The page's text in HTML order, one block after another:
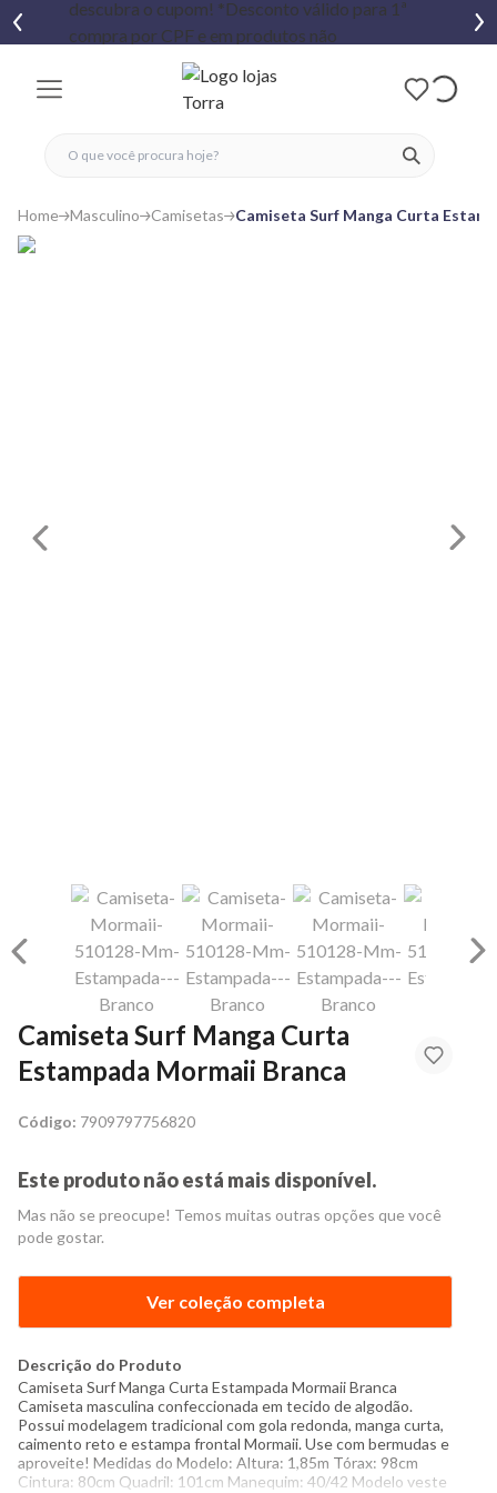
ver
fechar menu
fechar menu
favoritos
Home Masculino Camisetas Camiseta Surf Manga Curta
Camiseta Surf Manga Curta
Estampada Mormaii Branca
Código: 7909797756820
Este produto não está mais disponível.
Mas não se preocupe! Temos muitas outras opções que você
pode gostar.
Ver coleção completa
Descrição do Produto
Camiseta Surf Manga Curta Estampada Mormaii Branca
Camiseta masculina confeccionada em tecido de algodão.
Possui modelagem tradicional com gola redonda, manga curta,
caimento reto e estampa frontal Mormaii. Use com bermudas e
aproveite! Medidas do Modelo: Altura: 1,85m Tórax: 98cm
Cintura: 80cm Quadril: 101cm Manequim: 40/42 Modelo veste